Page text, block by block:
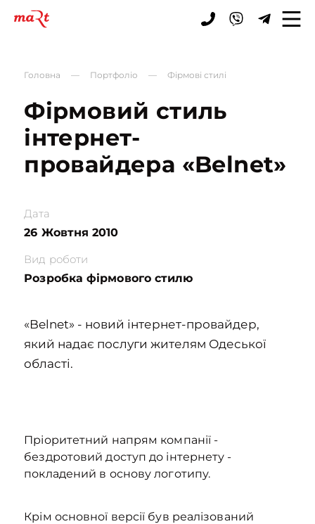
Головна — Портфоліо — Фірмові стилі
Фірмовий стиль
інтернет-
провайдера «Belnet»
Дата
26 Жовтня 2010
Вид роботи
Розробка фірмового стилю
«Belnet» - новий інтернет-провайдер,
який надає послуги жителям Одеської
області.
Пріоритетний напрям компанії -
бездротовий доступ до інтернету -
покладений в основу логотипу.
Крім основної версії був реалізований